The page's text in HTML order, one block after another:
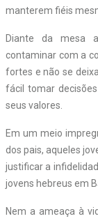
manterem fiéis
Diante da mesa
contaminar com a
fortes e não se
fácil tomar
seus valores.
Em um meio
dos pais, aqueles
justificar a
jovens hebreus em
Nem a ameaça à